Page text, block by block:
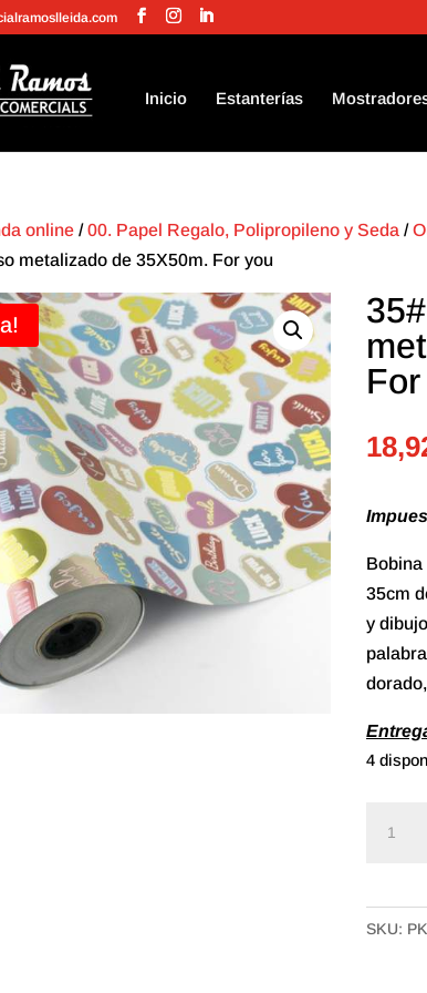
Inicio Estanterías
online /00. Papel Regalo, Polipropileno y Seda /
metalizado de 35X50m. For you
Bobina
35cm
y
4
Raso
SKU: